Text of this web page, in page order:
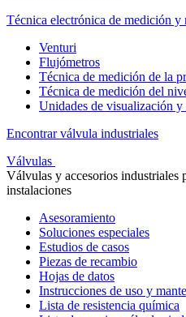
Técnica electrónica de medición y
Venturi
Flujómetros
Técnica de medición de la
Técnica de medición del
Unidades de visualización y
Encontrar válvula industriales
Válvulas
Válvulas y accesorios industriales
instalaciones
Asesoramiento
Soluciones especiales
Estudios de casos
Piezas de recambio
Hojas de datos
Instrucciones de uso y
Lista de resistencia química